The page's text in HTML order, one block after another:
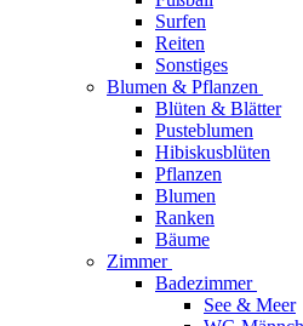
Surfen
Reiten
Sonstiges
Blumen & Pflanzen
Blüten & Blätter
Pusteblumen
Hibiskusblüten
Pflanzen
Blumen
Ranken
Bäume
Zimmer
Badezimmer
See & Meer